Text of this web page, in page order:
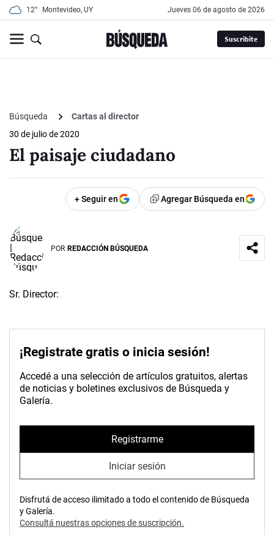
12° Montevideo, UY jueves 06 de agosto de 2026
Suscribite
Búsqueda
Cartas al director
30 de julio de 2020
El paisaje ciudadano
+ Seguir en Agregar Búsqueda en
POR REDACCIÓN BÚSQUEDA
Sr. Director:
¡Registrate gratis o inicia sesión!
Accedé a una selección de artículos gratuitos, alertas
de noticias y boletines exclusivos de Búsqueda y
Galería.
Registrarme
Iniciar sesión
Disfrutá de acceso ilimitado a todo el contenido de Búsqueda
y Galería.
Consultá nuestras opciones de suscripción.